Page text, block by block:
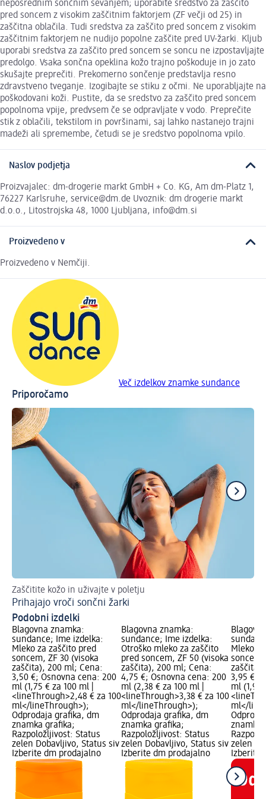
neposrednim sončnim sevanjem; uporabite sredstvo za zaščito
pred soncem z visokim zaščitnim faktorjem (ZF večji od 25) in
zaščitna oblačila. Tudi sredstva za zaščito pred soncem z visokim
zaščitnim faktorjem ne nudijo popolne zaščite pred UV-žarki. Kljub
uporabi sredstva za zaščito pred soncem se soncu ne izpostavljajte
predolgo. Vsaka sončna opeklina kožo trajno poškoduje in jo zato
skušajte preprečiti. Prekomerno sončenje predstavlja resno
zdravstveno tveganje. Izogibajte se stiku z očmi. Ne uporabljajte na
poškodovani koži. Pustite, da se sredstvo za zaščito pred soncem
popolnoma vpije, predvsem če se odpravljate v vodo. Preprečite
stik z oblačili, tekstilom in površinami, saj lahko nastanejo trajni
madeži ali spremembe, četudi se je sredstvo popolnoma vpilo.
Naslov podjetja
Proizvajalec: dm-drogerie markt GmbH + Co. KG, Am dm-Platz 1,
76227 Karlsruhe, service@dm.de Uvoznik: dm drogerie markt
d.o.o., Litostrojska 48, 1000 Ljubljana, info@dm.si
Proizvedeno v
Proizvedeno v Nemčiji.
Več izdelkov znamke sundance
Priporočamo
Zaščitite kožo in uživajte v poletju
Prihajajo vroči sončni žarki
Podobni izdelki
Blagovna znamka:
sundance; Ime izdelka:
Mleko za zaščito pred
soncem, ZF 30 (visoka
zaščita), 200 ml; Cena:
3,50 €; Osnovna cena: 200
ml (1,75 € za 100 ml |
<lineThrough>2,48 € za 100
ml</lineThrough>);
Odprodaja grafika, dm
znamka grafika;
Razpoložljivost: Status
zelen Dobavljivo, Status siv
Izberite dm prodajalno
Blagovna znamka:
sundance; Ime izdelka:
Otroško mleko za zaščito
pred soncem, ZF 50 (visoka
zaščita), 200 ml; Cena:
4,75 €; Osnovna cena: 200
ml (2,38 € za 100 ml |
<lineThrough>3,38 € za 100
ml</lineThrough>);
Odprodaja grafika, dm
znamka grafika;
Razpoložljivost: Status
zelen Dobavljivo, Status siv
Izberite dm prodajalno
Mleko
soncem,
3,95 €;
ml (1,98
ml</
znamka
zelen
Izberite